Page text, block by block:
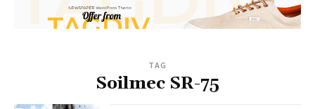
TAG
Soilmec SR-75